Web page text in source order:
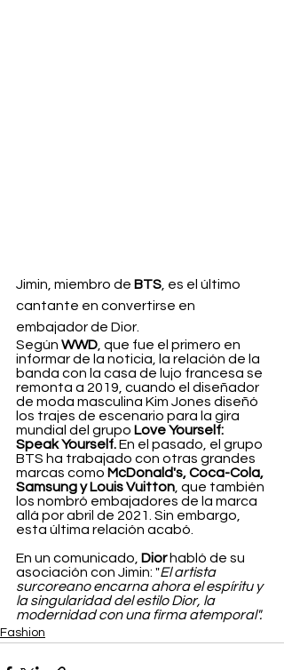
Jimin, miembro de BTS , es el último
cantante en convertirse en
embajador de Dior.
Según WWD , que fue el primero en
informar de la noticia, la relación de la
banda con la casa de lujo francesa se
remonta a 2019, cuando el diseñador
de moda masculina Kim Jones diseñó
los trajes de escenario para la gira
mundial del grupo Love Yourself:
Speak Yourself. En el pasado, el grupo
BTS ha trabajado con otras grandes
marcas como McDonald's, Coca-Cola,
Samsung y Louis Vuitton , que también
los nombró embajadores de la marca
allá por abril de 2021. Sin embargo,
esta última relación acabó.
En un comunicado, Dior habló de su
asociación con Jimin: "El artista
surcoreano encarna ahora el espíritu y
la singularidad del estilo Dior, la
modernidad con una firma atemporal".
Fashion